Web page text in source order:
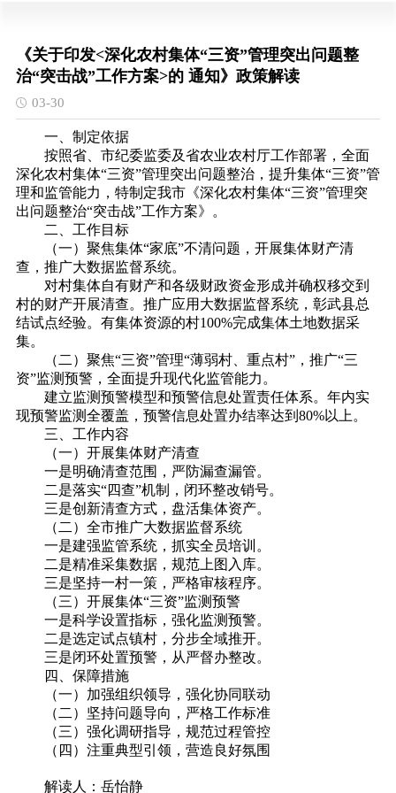
《关于印发<深化农村集体“三资”管理突出问题整
治“突击战”工作方案>的 通知》政策解读
03-30
一、制定依据
按照省、市纪委监委及省农业农村厅工作部署，全面
深化农村集体“三资”管理突出问题整治，提升集体“三资”管
理和监管能力，特制定我市《深化农村集体“三资”管理突
出问题整治“突击战”工作方案》。
二、工作目标
（一）聚焦集体“家底”不清问题，开展集体财产清
查，推广大数据监督系统。
对村集体自有财产和各级财政资金形成并确权移交到
村的财产开展清查。推广应用大数据监督系统，彰武县总
结试点经验。有集体资源的村100%完成集体土地数据采
集。
（二）聚焦“三资”管理“薄弱村、重点村”，推广“三
资”监测预警，全面提升现代化监管能力。
建立监测预警模型和预警信息处置责任体系。年内实
现预警监测全覆盖，预警信息处置办结率达到80%以上。
三、工作内容
（一）开展集体财产清查
一是明确清查范围，严防漏查漏管。
二是落实“四查”机制，闭环整改销号。
三是创新清查方式，盘活集体资产。
（二）全市推广大数据监督系统
一是建强监管系统，抓实全员培训。
二是精准采集数据，规范上图入库。
三是坚持一村一策，严格审核程序。
（三）开展集体“三资”监测预警
一是科学设置指标，强化监测预警。
二是选定试点镇村，分步全域推开。
三是闭环处置预警，从严督办整改。
四、保障措施
（一）加强组织领导，强化协同联动
（二）坚持问题导向，严格工作标准
（三）强化调研指导，规范过程管控
（四）注重典型引领，营造良好氛围
解读人：岳怡静